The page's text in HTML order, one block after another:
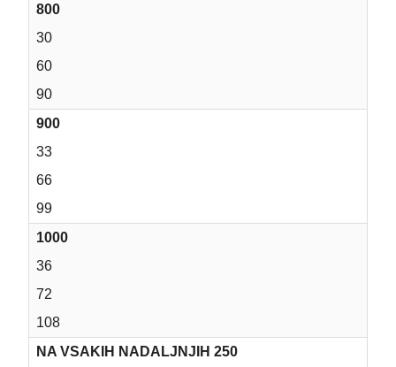
800
30
60
90
900
33
66
99
1000
36
72
108
NA VSAKIH NADALJNJIH 250